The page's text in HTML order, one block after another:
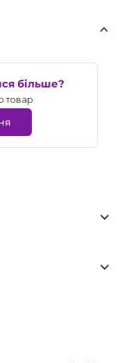
більше?
товар